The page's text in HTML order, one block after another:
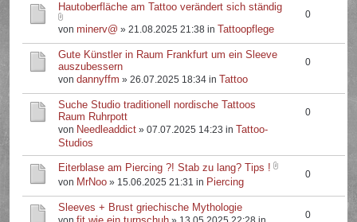
Hautoberfläche am Tattoo verändert sich ständig
vonminerv@ » 21.08.2025 21:38 in Tattoopflege
0
Gute Künstler in Raum Frankfurt um ein Sleeve
auszubessern
vondannyffm » 26.07.2025 18:34 in Tattoo
0
Suche Studio traditionell nordische Tattoos
Raum Ruhrpott
von Needleaddict » 07.07.2025 14:23 in Tattoo-
Studios
0
Eiterblase am Piercing ?! Stab zu lang? Tips !
von MrNoo » 15.06.2025 21:31 in Piercing
0
Sleeves + Brust griechische Mythologie
0